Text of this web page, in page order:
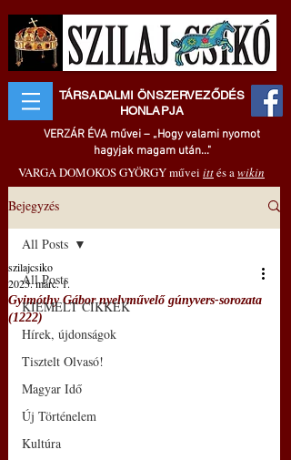
TÁRSADALMI ÖNSZERVEZŐDÉS
HONLAPJA
VERZÁR ÉVA művei – „Hogy valami nyomot
hagyjak magam után..."
VARGA DOMOKOS GYÖRGY művei ittés awikin
Bejegyzés
All Posts
KIEMELT CIKKEK
Hírek, újdonságok
Tisztelt Olvasó!
Magyar Idő
Új Történelem
Kultúra
All Posts
Gyimóthy Gábor nyelvművelő gúnyvers-sorozata
(1222)
szilajcsiko
2025. márc. 1.